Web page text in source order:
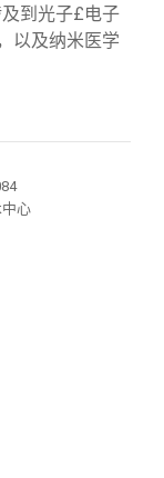
到光子£­电子
以及纳米医学
心